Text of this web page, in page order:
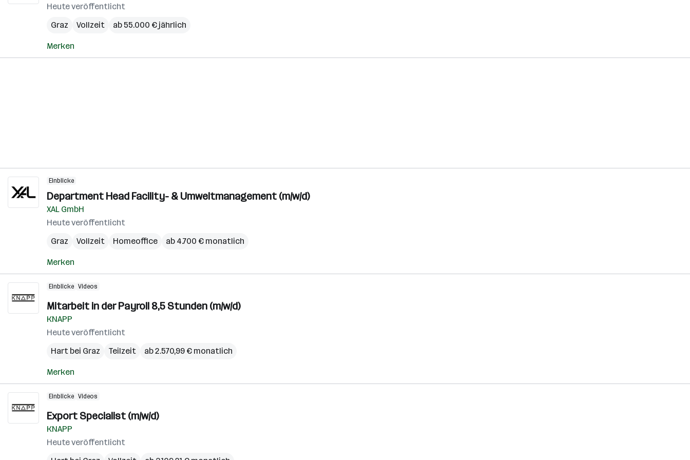
Heute veröffentlicht
Graz
Vollzeit ab 55.000 € jährlich
Merken
Einblicke
Department Head Facility- & Umweltmanagement (m/w/d)
XAL GmbH
Heute veröffentlicht
Graz
Vollzeit Homeoffice ab 4.700 € monatlich
Merken
Einblicke Videos
Mitarbeit in der Payroll 8,5 Stunden (m/w/d)
KNAPP
Heute veröffentlicht
Hart bei Graz
Teilzeit ab 2.570,99 € monatlich
Merken
Einblicke Videos
Export Specialist (m/w/d)
KNAPP
Heute veröffentlicht